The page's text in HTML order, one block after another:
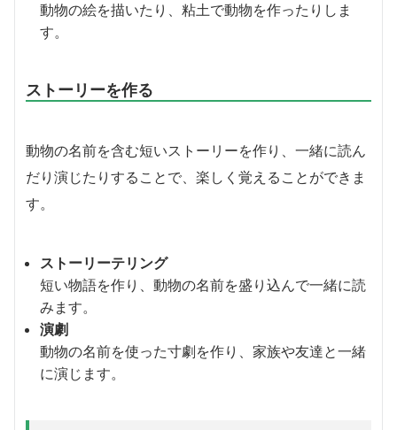
動物の絵を描いたり、粘土で動物を作ったりしま
す。
ストーリーを作る
動物の名前を含む短いストーリーを作り、一緒に読ん
だり演じたりすることで、楽しく覚えることができま
す。
ストーリーテリング
短い物語を作り、動物の名前を盛り込んで一緒に読
みます。
演劇
動物の名前を使った寸劇を作り、家族や友達と一緒
に演じます。